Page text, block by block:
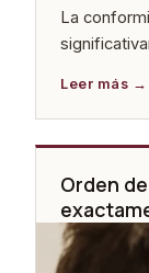
La
aceptarla
correcta.
Orden